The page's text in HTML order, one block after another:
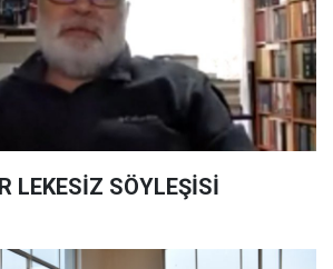
LEKESİZ SÖYLEŞİSİ